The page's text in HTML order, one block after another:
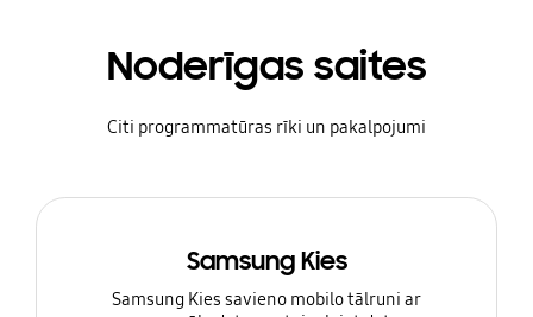
Noderīgas saites
Citi programmatūras rīki un pakalpojumi
Samsung Kies
Samsung Kies savieno mobilo tālruni ar